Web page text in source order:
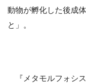
動物が孵化した後成
と」。
『メタモルフォシス